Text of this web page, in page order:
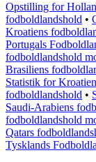
Opstilling for
fodboldlandshold •
Kroatiens
Portugals
fodboldlandshold
Brasiliens
Statistik for
fodboldlandshold •
Saudi-Arabiens
fodboldlandshold
Qatars
Tysklands